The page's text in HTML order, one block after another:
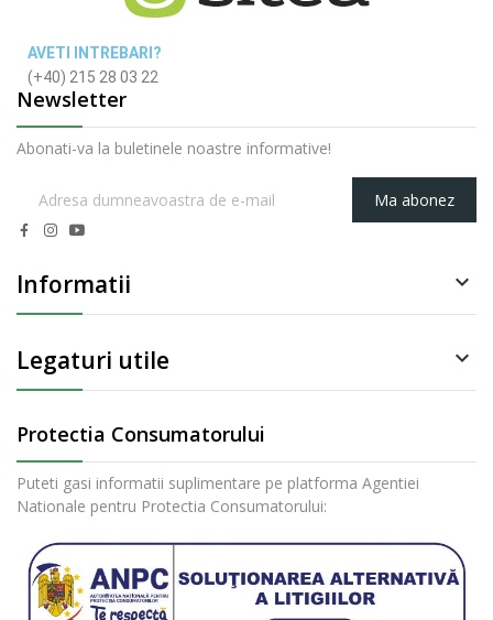
AVETI INTREBARI?
(+40) 215 28 03 22
Newsletter
Abonati-va la buletinele noastre informative!
Ma abonez
Informatii 
Legaturi utile 
Protectia Consumatorului
Puteti gasi informatii suplimentare pe platforma Agentiei
Nationale pentru Protectia Consumatorului: